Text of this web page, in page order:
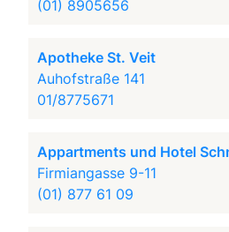
(01) 8905656
Apotheke St. Veit
Auhofstraße 141
01/8775671
Appartments und Hotel
Firmiangasse 9-11
(01) 877 61 09